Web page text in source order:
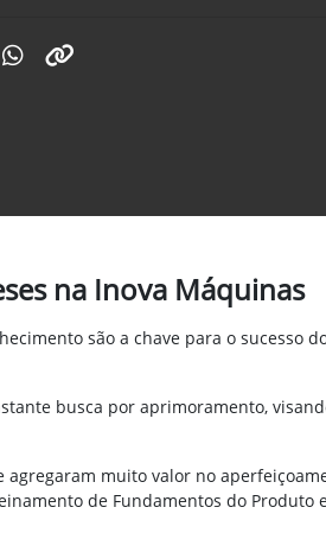
na Inova Máquinas
são a chave para o sucesso
busca por aprimoramento,
muito valor no
de Fundamentos do Produto